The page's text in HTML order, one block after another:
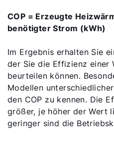
COP = Erzeugte
benötigter Strom (kWh)
Im Ergebnis erhalten Sie
der Sie die Effizienz einer
beurteilen können.
Modellen
den COP zu kennen. Die
größer, je höher der Wert
geringer sind die